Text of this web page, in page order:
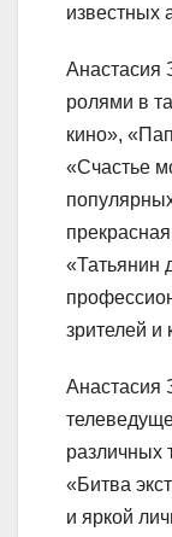
известных
Анастасия
ролями в
кино»,
«Счастье
«Татьянин
зрителей и
Анастасия
различных
«Битва
и яркой